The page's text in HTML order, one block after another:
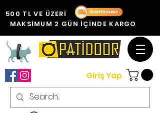
500 TL VE ÜZERİ
MAKSİMUM 2 GÜN İÇİNDE KARGO
Giriş Yap